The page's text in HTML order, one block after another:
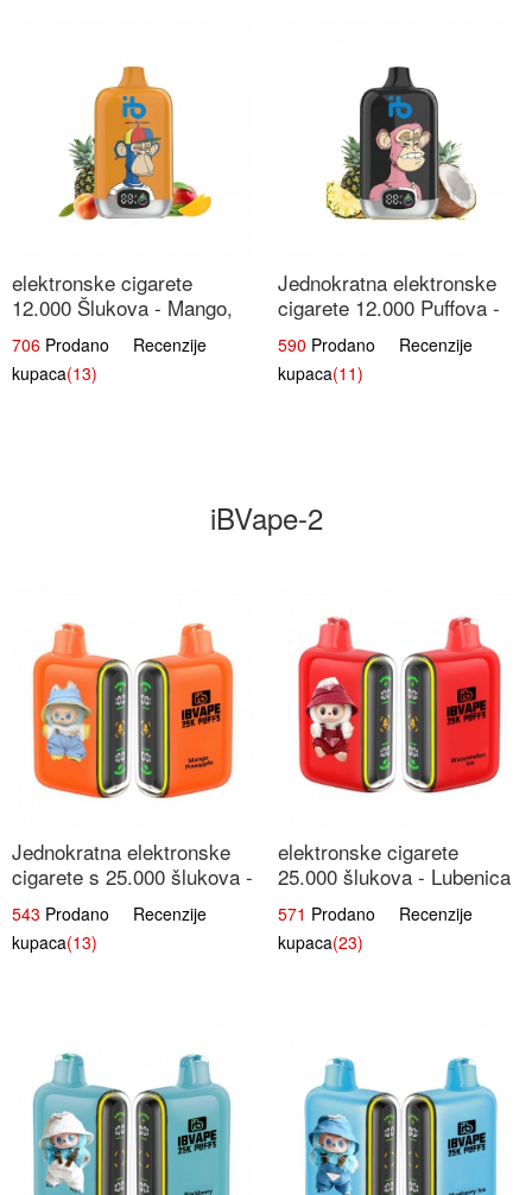
elektronske cigarete
12.000 Šlukova - Mango,
Ananas, Breskva | Tropska
Voćna Mješavina
706 Prodano Recenzije
kupaca(13)
Jednokratna elektronske
cigarete 12.000 Puffova -
Ananas i Kokos Sladoled |
Tropski Desert
590 Prodano Recenzije
kupaca(11)
iBVape-2
Jednokratna elektronske
cigarete s 25.000 šlukova -
Mango & Ananas |
Egzotična Voćna
Mješavina
543 Prodano Recenzije
kupaca(13)
elektronske cigarete
25.000 šlukova - Lubenica
Led | Osježavajući Ljetni
Okus
571 Prodano Recenzije
kupaca(23)